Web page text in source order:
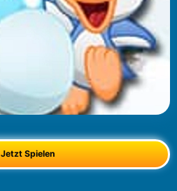
Jetzt Spielen